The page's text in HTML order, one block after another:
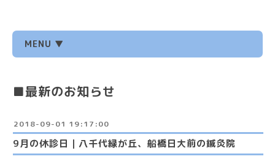
MENU ▼
■最新のお知らせ
2018-09-01 19:17:00
9月の休診日｜八千代緑が丘、船橋日大前の鍼灸院